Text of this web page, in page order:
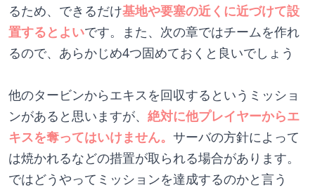
るため、できるだけ基地や要塞の近くに近づけて設
置するとよいです。また、次の章ではチームを作れ
るので、あらかじめ4つ固めておくと良いでしょう
他のタービンからエキスを回収するというミッショ
ンがあると思いますが、 絶対に他プレイヤーからエ
キスを奪ってはいけません。 サーバの方針によって
は焼かれるなどの措置が取られる場合があります。
ではどうやってミッションを達成するのかと言う